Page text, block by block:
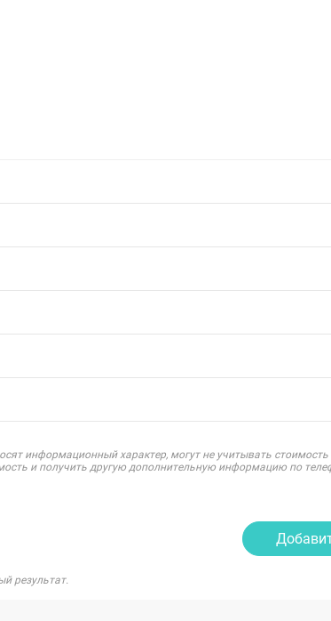
информационный характер, могут не учитывать стоимость
и получить другую дополнительную информацию по
результат.